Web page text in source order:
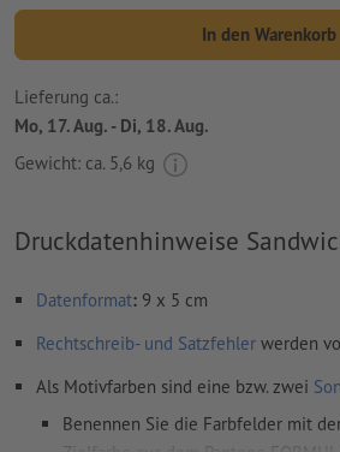
In den Warenkorb
Lieferung ca.:
Mo, 17. Aug. - Di, 18. Aug.
Gewicht: ca. 5,6 kg
Druckdatenhinweise
Datenformat: 9 x 5 cm
Rechtschreib- und Satzfehler werden
Als Motivfarben sind eine bzw. zwei
Benennen Sie die Farbfelder mit